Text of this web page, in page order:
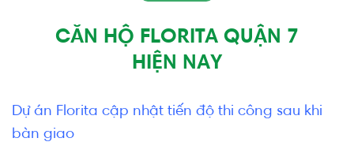
CĂN HỘ FLORITA QUẬN 7
HIỆN NAY
Dự án Florita cập nhật tiến độ thi công sau khi
bàn giao